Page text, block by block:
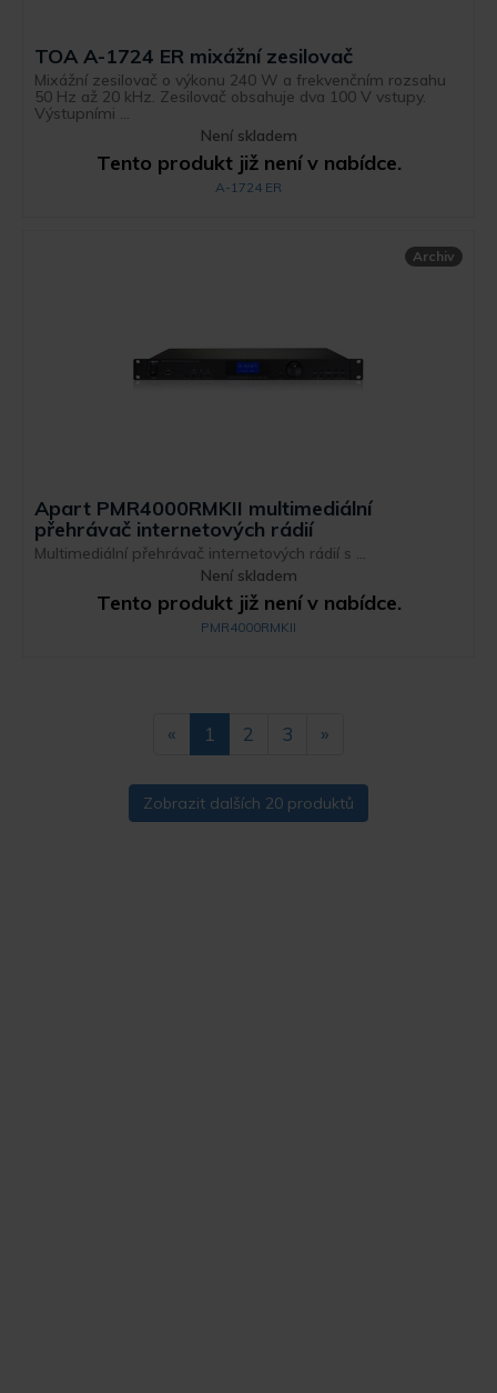
TOA A-1724 ER mixážní zesilovač
Mixážní zesilovač o výkonu 240 W a frekvenčním rozsahu
50 Hz až 20 kHz. Zesilovač obsahuje dva 100 V vstupy.
Výstupními ...
Není skladem
Tento produkt již není v nabídce.
A-1724 ER
Archiv
Apart PMR4000RMKII multimediální
přehrávač internetových rádií
Multimediální přehrávač internetových rádií s ...
Není skladem
Tento produkt již není v nabídce.
PMR4000RMKII
« 1 2 3 »
Zobrazit dalších 20 produktů